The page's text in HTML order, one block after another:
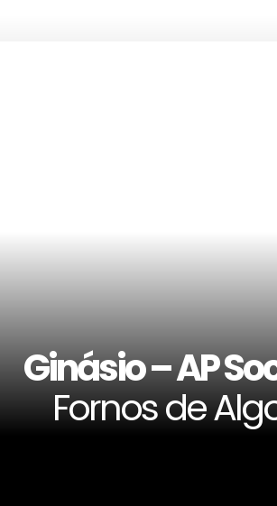
Ginásio – AP
Fornos de